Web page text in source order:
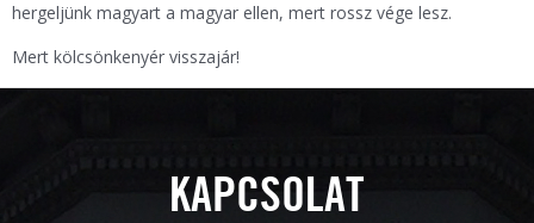
hergeljünk magyart a magyar ellen, mert rossz vége lesz.
Mert kölcsönkenyér visszajár!
KAPCSOLAT